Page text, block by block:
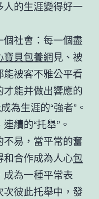
的生涯變得好一
社會：每一個盡
寶貝包養網見、被
被客不雅公平看
能并做出響應的
為生涯的“強者”。
續的“托舉”。
易，當平常的奮
合作成為人心包
為一種平常表
彼此托舉中，發